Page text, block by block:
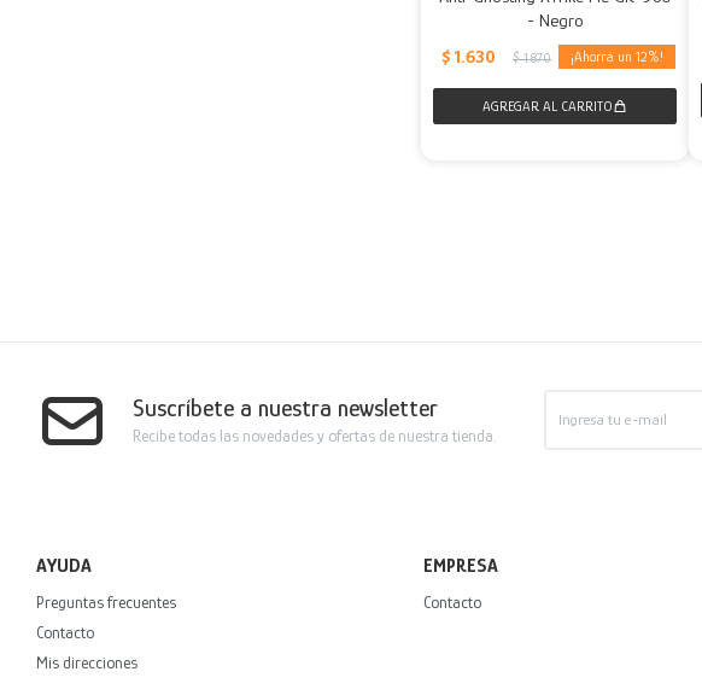
- Negro
$ 1.630 $ 1.870 12
Suscríbete a nuestra newsletter
Recibe todas las novedades y ofertas de nuestra tienda.
AYUDA
Preguntas frecuentes
Contacto
Mis direcciones
EMPRESA
Contacto